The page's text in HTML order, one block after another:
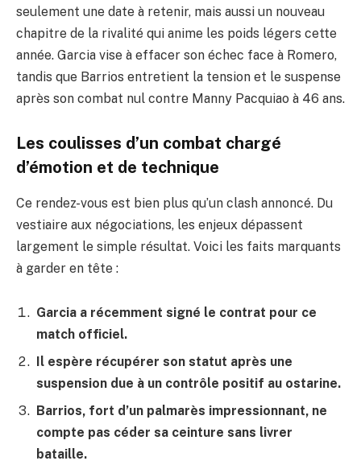
seulement une date à retenir, mais aussi un nouveau
chapitre de la rivalité qui anime les poids légers cette
année. Garcia vise à effacer son échec face à Romero,
tandis que Barrios entretient la tension et le suspense
après son combat nul contre Manny Pacquiao à 46 ans.
Les coulisses d’un combat chargé
d’émotion et de technique
Ce rendez-vous est bien plus qu’un clash annoncé. Du
vestiaire aux négociations, les enjeux dépassent
largement le simple résultat. Voici les faits marquants
à garder en tête :
Garcia a récemment signé le contrat pour ce
match officiel.
Il espère récupérer son statut après une
suspension due à un contrôle positif au ostarine.
Barrios, fort d’un palmarès impressionnant, ne
compte pas céder sa ceinture sans livrer
bataille.